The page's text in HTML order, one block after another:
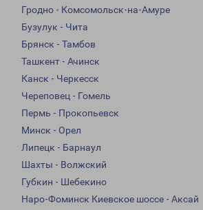
Гродно - Комсомольск-на-Амуре
Бузулук - Чита
Брянск - Тамбов
Ташкент - Ачинск
Канск - Черкесск
Череповец - Гомель
Пермь - Прокопьевск
Минск - Орел
Липецк - Барнаул
Шахты - Волжский
Губкин - Шебекино
Наро-Фоминск Киевское шоссе - Аксай